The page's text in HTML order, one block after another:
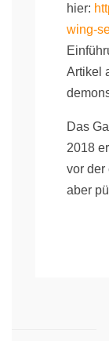
hier:
wing-
Artikel
Das
2018
vor der
aber